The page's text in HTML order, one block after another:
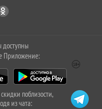
доступны
Приложение:
поблизости,
из чата: